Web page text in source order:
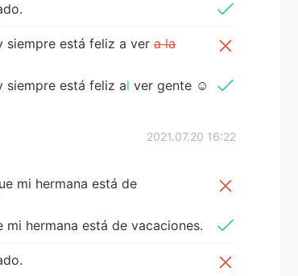
siempre está feliz a ver a la
siempre está feliz al ver gente ☺
2021.07.20 16:22
mi hermana está de
hermana está de vacaciones.